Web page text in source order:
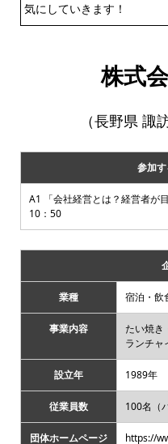
気にしていきます！
株式
（長野県 諏
参加
A1 「会社経営とは？経営者が
10：50
業種 宿泊・飲
事業内容
たい焼き
ランチャ
設立年 1989年
従業員数 100名（
団体ホームページ https://